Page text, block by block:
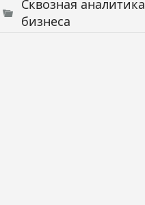
Сквозная аналитика
бизнеса